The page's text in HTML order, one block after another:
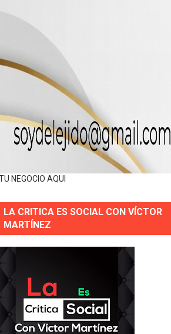
NEGOCIO AQUI
LA CRITICA ES SOCIAL CON VÍCTOR
MARTÍNEZ